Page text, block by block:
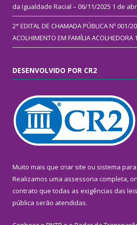
da Igualdade Racial – 06/11/2025 1 de
2° EDITAL DE CHAMADA PÚBLICA Nº 001/
ACOLHIMENTO EM FAMÍLIA ACOLHEDORA
DESENVOLVIDO POR CR2
Muito mais que criar site ou sistema
Realizamos uma assessoria completa,
contrato que todas as exigências das
pública serão atendidas.